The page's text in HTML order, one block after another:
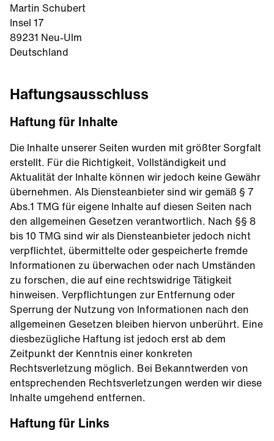
Martin Schubert
Insel 17
89231 Neu-Ulm
Deutschland
Haftungsausschluss
Haftung für Inhalte
Die Inhalte unserer Seiten wurden mit größter Sorgfalt
erstellt. Für die Richtigkeit, Vollständigkeit und
Aktualität der Inhalte können wir jedoch keine Gewähr
übernehmen. Als Diensteanbieter sind wir gemäß § 7
Abs.1 TMG für eigene Inhalte auf diesen Seiten nach
den allgemeinen Gesetzen verantwortlich. Nach §§ 8
bis 10 TMG sind wir als Diensteanbieter jedoch nicht
verpflichtet, übermittelte oder gespeicherte fremde
Informationen zu überwachen oder nach Umständen
zu forschen, die auf eine rechtswidrige Tätigkeit
hinweisen. Verpflichtungen zur Entfernung oder
Sperrung der Nutzung von Informationen nach den
allgemeinen Gesetzen bleiben hiervon unberührt. Eine
diesbezügliche Haftung ist jedoch erst ab dem
Zeitpunkt der Kenntnis einer konkreten
Rechtsverletzung möglich. Bei Bekanntwerden von
entsprechenden Rechtsverletzungen werden wir diese
Inhalte umgehend entfernen.
Haftung für Links